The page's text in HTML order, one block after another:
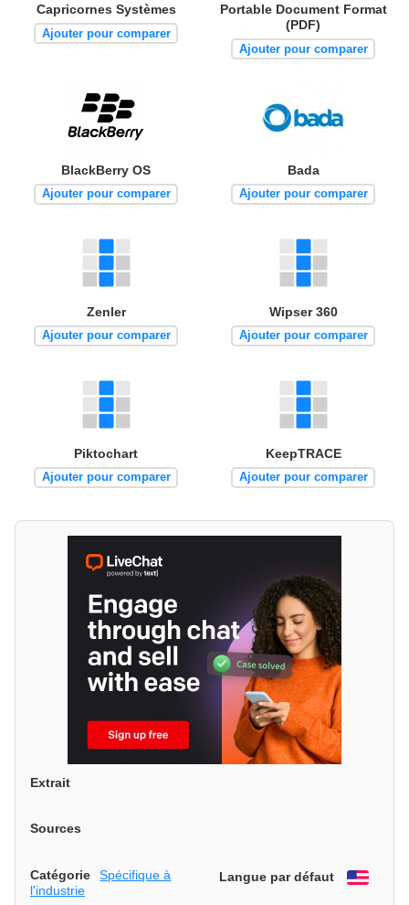
Capricornes Systèmes
Ajouter pour comparer
Portable Document Format
(PDF)
Ajouter pour comparer
BlackBerry OS
Ajouter pour comparer
Bada
Ajouter pour comparer
Zenler
Ajouter pour comparer
Wipser 360
Ajouter pour comparer
Piktochart
Ajouter pour comparer
KeepTRACE
Ajouter pour comparer
Extrait
Sources
Catégorie
Spécifique à
l'industrie
Langue par défaut